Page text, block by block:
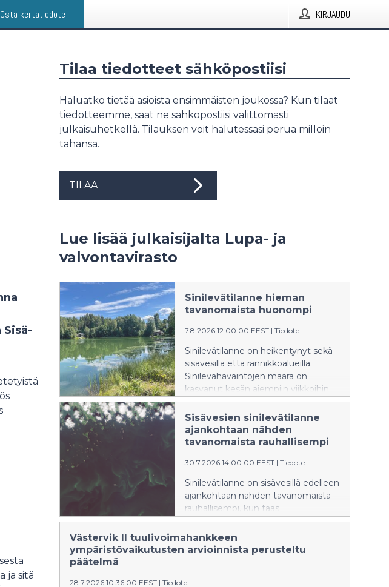
Osta kertatiedote KIRJAUDU
Sisä-
ja sitä
Tilaa tiedotteet sähköpostiisi
Haluatko tietää asioista ensimmäisten joukossa? Kun tilaat
tiedotteemme, saat ne sähköpostiisi välittömästi
julkaisuhetkellä. Tilauksen voit halutessasi perua milloin
tahansa.
TILAA
Lue lisää julkaisijalta Lupa- ja
valvontavirasto
Sinilevätilanne hieman
tavanomaista huonompi
7.8.2026 12:00:00 EEST | Tiedote
Sinilevätilanne on heikentynyt sekä
sisävesillä että rannikkoalueilla.
Sinilevähavaintojen määrä on
kasvanut kesän aiempiin viikkoihin
verrattuna, ja tilanne on ajankohtaan
nähden tavanomaista huonompi.
Sisävesien sinilevätilanne
ajankohtaan nähden
tavanomaista rauhallisempi
30.7.2026 14:00:00 EEST | Tiedote
Sinilevätilanne on sisävesillä edelleen
ajankohtaan nähden tavanomaista
rauhallisempi, kun taas
rannikkoalueilla tilanne on
ajankohdalle tyypillinen.
Satelliittihavaintojen perusteella
Västervik II tuulivoimahankkeen
ympäristövaikutusten arvioinnista perusteltu
päätelmä
28.7.2026 10:36:00 EEST | Tiedote